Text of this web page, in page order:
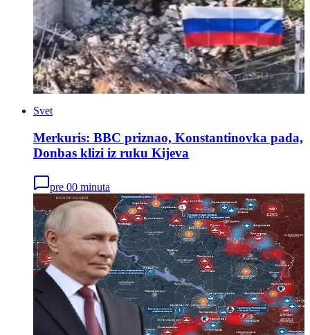
Svet
Merkuris: BBC priznao, Konstantinovka pada,
Donbas klizi iz ruku Kijeva
pre 00 minuta